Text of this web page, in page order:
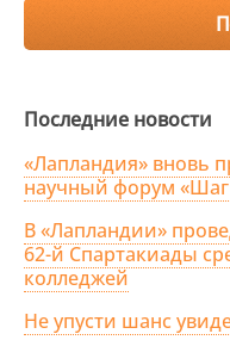
Последние новости
«Лапландия» вновь
научный форум
В «Лапландии»
62-й Спартакиады
колледжей
Не упусти шанс